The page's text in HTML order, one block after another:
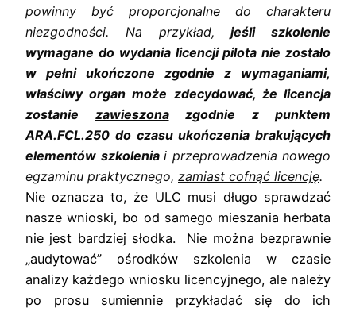
powinny być proporcjonalne do charakteru
niezgodności. Na przykład, jeśli szkolenie
wymagane do wydania licencji pilota nie zostało
w pełni ukończone zgodnie z wymaganiami,
właściwy organ może zdecydować, że licencja
zostanie zawieszona zgodnie z punktem
ARA.FCL.250 do czasu ukończenia brakujących
elementów szkolenia i przeprowadzenia nowego
egzaminu praktycznego, zamiast cofnąć licencję.
Nie oznacza to, że ULC musi długo sprawdzać
nasze wnioski, bo od samego mieszania herbata
nie jest bardziej słodka. Nie można bezprawnie
„audytować” ośrodków szkolenia w czasie
analizy każdego wniosku licencyjnego, ale należy
po prosu sumiennie przykładać się do ich